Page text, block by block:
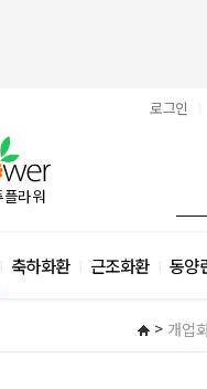
로그인
라워
축하화환 근조화환 동양
> 개업